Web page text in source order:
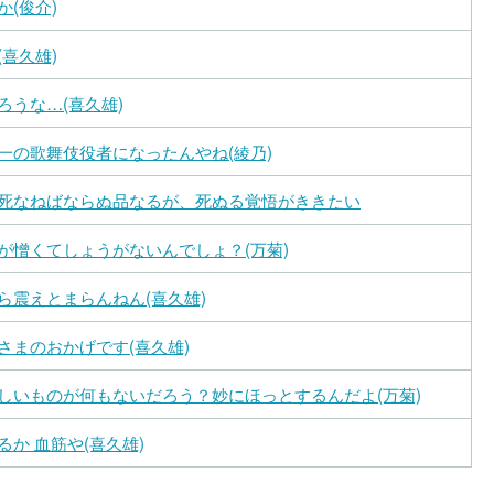
(俊介)
久雄)
うな…(喜久雄)
の歌舞伎役者になったんやね(綾乃)
なねばならぬ品なるが、死ぬる覚悟がききたい
憎くてしょうがないんでしょ？(万菊)
震えとまらんねん(喜久雄)
まのおかげです(喜久雄)
いものが何もないだろう？妙にほっとするんだよ(万菊)
か 血筋や(喜久雄)